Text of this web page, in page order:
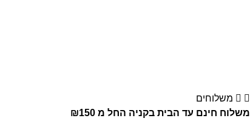
משלוחים
משלוח חינם עד הבית בקניה החל מ ₪150